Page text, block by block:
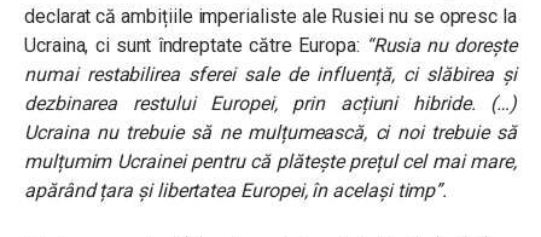
declarat că ambițiile imperialiste ale Rusiei nu se opresc la
Ucraina, ci sunt îndreptate către Europa: “Rusia nu dorește
numai restabilirea sferei sale de influență, ci slăbirea și
dezbinarea restului Europei, prin acțiuni hibride. (…)
Ucraina nu trebuie să ne mulțumească, ci noi trebuie să
mulțumim Ucrainei pentru că plătește prețul cel mai mare,
apărând țara și libertatea Europei, în același timp”.